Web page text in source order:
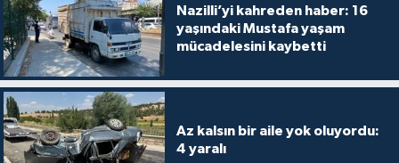
Nazilli’yi kahreden haber: 16
yaşındaki Mustafa yaşam
mücadelesini kaybetti
Az kalsın bir aile yok oluyordu:
4 yaralı